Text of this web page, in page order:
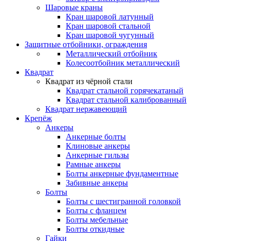
Шаровые краны
Кран шаровой латунный
Кран шаровой стальной
Кран шаровой чугунный
Защитные отбойники, ограждения
Металлический отбойник
Колесоотбойник металлический
Квадрат
Квадрат из чёрной стали
Квадрат стальной горячекатаный
Квадрат стальной калиброванный
Квадрат нержавеющий
Крепёж
Анкеры
Анкерные болты
Клиновые анкеры
Анкерные гильзы
Рамные анкеры
Болты анкерные фундаментные
Забивные анкеры
Болты
Болты с шестигранной головкой
Болты с фланцем
Болты мебельные
Болты откидные
Гайки